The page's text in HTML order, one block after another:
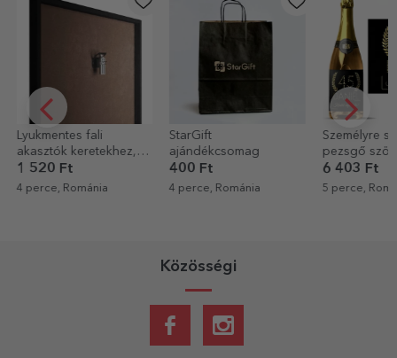
StarGift
ajándékcsomag
400 Ft
4 perce, Románia
Személyre szabott
pezsgő szöveggel
születésnapokra -
Arany
6 403 Ft
5 perce, Románia
Személyre
pezsgő
6 403 Ft
21 perce,
Közösségi